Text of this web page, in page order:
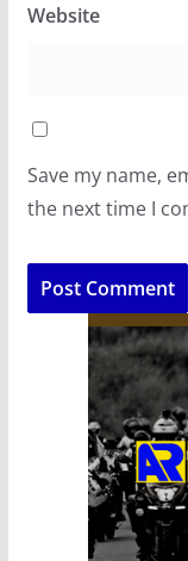
Website
Save my name,
the next time I